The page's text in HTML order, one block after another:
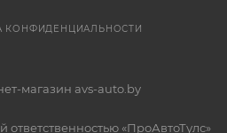
КОНФИДЕНЦИАЛЬНОСТИ
магазин avs-auto.by
«ПроАвтоТулс»